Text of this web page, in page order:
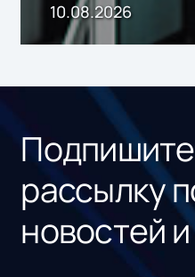
10.08.2026
рассылку
новостей